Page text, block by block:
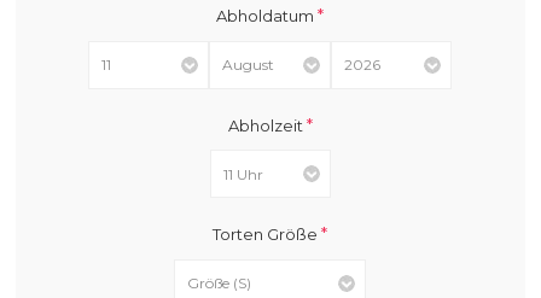
Abholdatum*
Abholzeit *
Torten Größe*